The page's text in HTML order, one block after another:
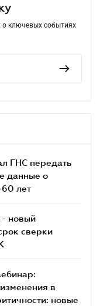
о ключевых событиях
ГНС передать
данные о
лет
- новый
сверки
в
новые